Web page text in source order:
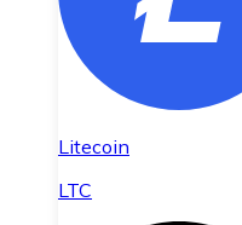
Litecoin
LTC